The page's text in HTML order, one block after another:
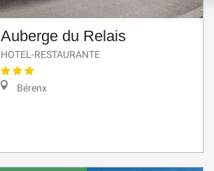
Auberge du Relais
HOTEL-RESTAURANTE
Bérenx